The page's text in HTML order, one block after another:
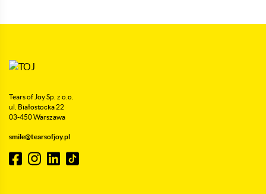
Tears of Joy Sp. z o.o.
ul. Białostocka 22
03-450 Warszawa
smile@tearsofjoy.pl